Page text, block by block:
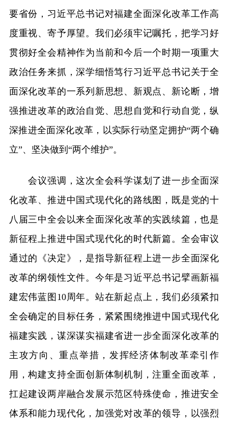
要省份，习近平总书记对福建全面深化改革工作高
度重视、寄予厚望。我们必须牢记嘱托，把学习好
贯彻好全会精神作为当前和今后一个时期一项重大
政治任务来抓，深学细悟笃行习近平总书记关于全
面深化改革的一系列新思想、新观点、新论断，增
强推进改革的政治自觉、思想自觉和行动自觉，纵
深推进全面深化改革，以实际行动坚定拥护“两个确
立”、坚决做到“两个维护”。
会议强调，这次全会科学谋划了进一步全面深
化改革、推进中国式现代化的路线图，既是党的十
八届三中全会以来全面深化改革的实践续篇，也是
新征程上推进中国式现代化的时代新篇。全会审议
通过的《决定》，是指导新征程上进一步全面深化
改革的纲领性文件。今年是习近平总书记擘画新福
建宏伟蓝图10周年。站在新起点上，我们必须紧扣
全会确定的目标任务，紧紧围绕推进中国式现代化
福建实践，谋深谋实福建省进一步全面深化改革的
主攻方向、重点举措，发挥经济体制改革牵引作
用，构建支持全面创新体制机制，注重全面改革，
扛起建设两岸融合发展示范区特殊使命，推进安全
体系和能力现代化，加强党对改革的领导，以强烈